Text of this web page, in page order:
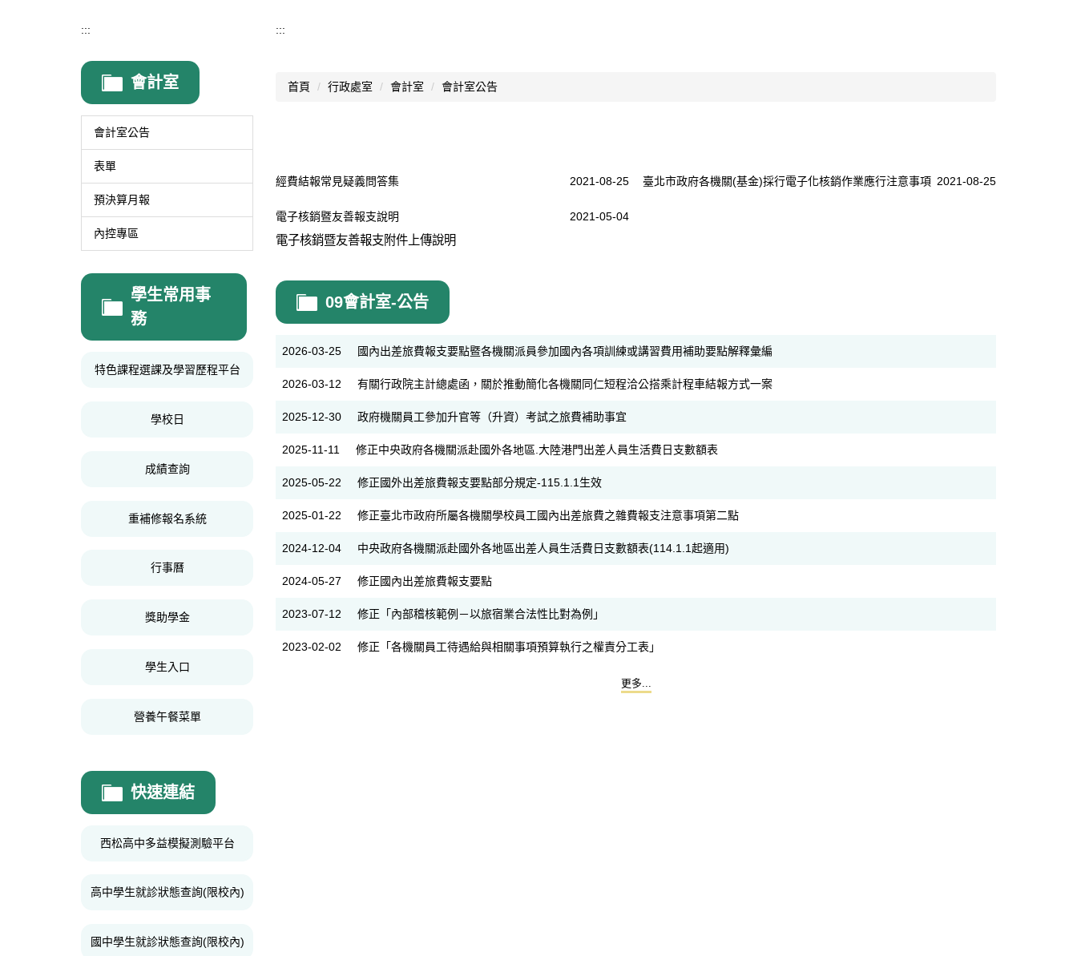
:::
會計室
會計室公告
表單
預決算月報
內控專區
學生常用事
務
特色課程選課及學習歷程平台
學校日
成績查詢
重補修報名系統
行事曆
獎助學金
學生入口
營養午餐菜單
快速連結
西松高中多益模擬測驗平台
高中學生就診狀態查詢(限校內)
國中學生就診狀態查詢(限校內)
:::
首頁 行政處室 會計室 會計室公告
經費結報常見疑義問答集 2021-08-25 臺北市政府各機關(基金)採行電子化核銷作業應行注意事項 2021-08-25
電子核銷暨友善報支說明 2021-05-04
電子核銷暨友善報支附件上傳說明
09會計室-公告
2026-03-25 國內出差旅費報支要點暨各機關派員參加國內各項訓練或講習費用補助要點解釋彙編
2026-03-12 有關行政院主計總處函，關於推動簡化各機關同仁短程洽公搭乘計程車結報方式一案
2025-12-30 政府機關員工參加升官等（升資）考試之旅費補助事宜
2025-11-11 修正中央政府各機關派赴國外各地區.大陸港門出差人員生活費日支數額表
2025-05-22 修正國外出差旅費報支要點部分規定-115.1.1生效
2025-01-22 修正臺北市政府所屬各機關學校員工國內出差旅費之雜費報支注意事項第二點
2024-12-04 中央政府各機關派赴國外各地區出差人員生活費日支數額表(114.1.1起適用)
2024-05-27 修正國內出差旅費報支要點
2023-07-12 修正「內部稽核範例－以旅宿業合法性比對為例」
2023-02-02 修正「各機關員工待遇給與相關事項預算執行之權責分工表」
更多...